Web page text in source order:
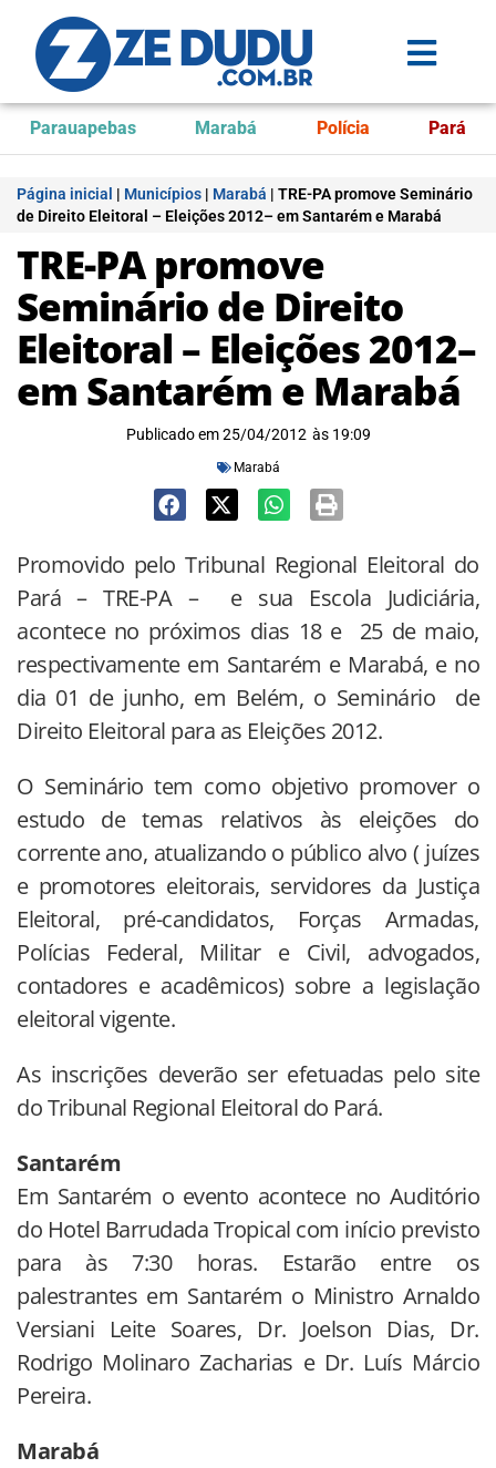
Parauapebas Marabá Polícia Pará
Página inicial | Municípios | Marabá | TRE-PA promove Seminário
de Direito Eleitoral – Eleições 2012– em Santarém e Marabá
TRE-PA promove
Seminário de Direito
Eleitoral – Eleições 2012–
em Santarém e Marabá
Publicado em 25/04/2012 às 19:09
Marabá
Promovido pelo Tribunal Regional Eleitoral do
Pará – TRE-PA – e sua Escola Judiciária,
acontece no próximos dias 18 e 25 de maio,
respectivamente em Santarém e Marabá, e no
dia 01 de junho, em Belém, o Seminário de
Direito Eleitoral para as Eleições 2012.
O Seminário tem como objetivo promover o
estudo de temas relativos às eleições do
corrente ano, atualizando o público alvo ( juízes
e promotores eleitorais, servidores da Justiça
Eleitoral, pré-candidatos, Forças Armadas,
Polícias Federal, Militar e Civil, advogados,
contadores e acadêmicos) sobre a legislação
eleitoral vigente.
As inscrições deverão ser efetuadas pelo site
do Tribunal Regional Eleitoral do Pará.
Santarém
Em Santarém o evento acontece no Auditório
do Hotel Barrudada Tropical com início previsto
para às 7:30 horas. Estarão entre os
palestrantes em Santarém o Ministro Arnaldo
Versiani Leite Soares, Dr. Joelson Dias, Dr.
Rodrigo Molinaro Zacharias e Dr. Luís Márcio
Pereira.
Marabá